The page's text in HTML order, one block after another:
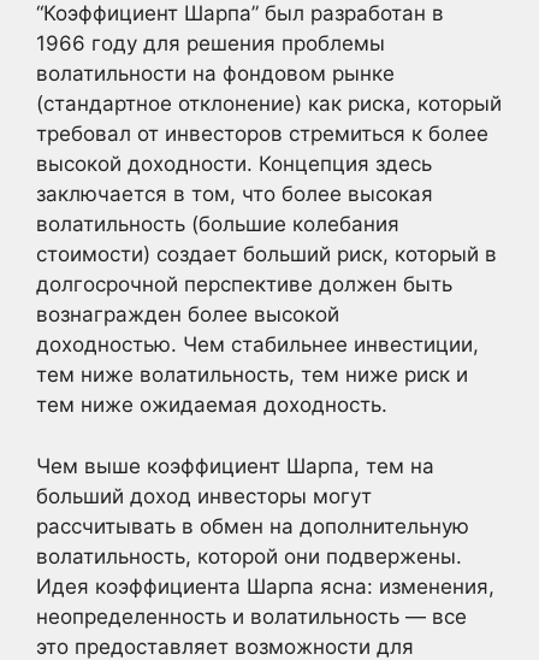
“Коэффициент Шарпа” был разработан в
1966 году для решения проблемы
волатильности на фондовом рынке
(стандартное отклонение) как риска, который
требовал от инвесторов стремиться к более
высокой доходности. Концепция здесь
заключается в том, что более высокая
волатильность (большие колебания
стоимости) создает больший риск, который в
долгосрочной перспективе должен быть
вознагражден более высокой
доходностью. Чем стабильнее инвестиции,
тем ниже волатильность, тем ниже риск и
тем ниже ожидаемая доходность.
Чем выше коэффициент Шарпа, тем на
больший доход инвесторы могут
рассчитывать в обмен на дополнительную
волатильность, которой они подвержены.
Идея коэффициента Шарпа ясна: изменения,
неопределенность и волатильность — все
это предоставляет возможности для